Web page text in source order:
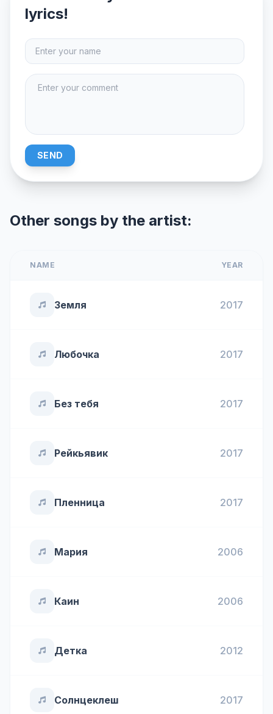
lyrics!
SEND
Other songs by the artist:
NAME YEAR
Земля 2017
Любочка 2017
Без тебя 2017
Рейкьявик 2017
Пленница 2017
Мария 2006
Каин 2006
Детка 2012
Солнцеклеш 2017